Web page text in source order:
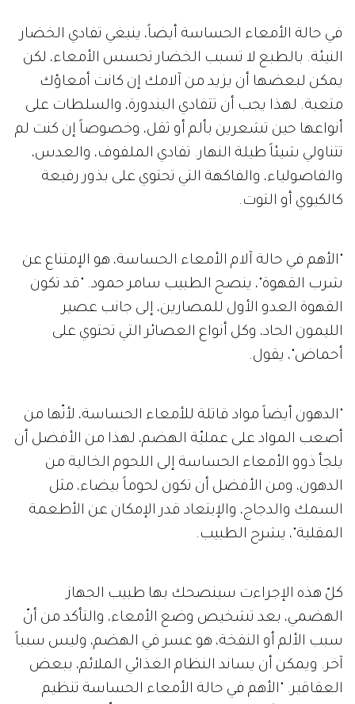
في حالة الأمعاء الحساسة أيضاً، ينبغي تفادي الخضار
النيئة. بالطبع لا تسبب الخضار تحسس الأمعاء، لكن
يمكن لبعضها أن يزيد من آلامك إن كانت أمعاؤك
متعبة. لهذا يجب أن تتفادي البندورة، والسلطات على
أنواعها حين تشعرين بألم أو ثقل، وخصوصاً إن كنت لم
تتناولي شيئاً طيلة النهار. تفادي الملفوف، والعدس،
والفاصولياء، والفاكهة التي تحتوي على بذور رفيعة
كالكيوي أو التوت.
"الأهم في حالة آلام الأمعاء الحساسة، هو الإمتناع عن
شرب القهوة"، ينصح الطبيب سامر حمود. "قد تكون
القهوة العدو الأول للمصارين، إلى جانب عصير
الليمون الحاد، وكل أنواع العصائر التي تحتوي على
أحماض"، يقول.
"الدهون أيضاً مواد قاتلة للأمعاء الحساسة، لأنّها من
أصعب المواد على عمليّة الهضم، لهذا من الأفضل أن
يلجأ ذوو الأمعاء الحساسة إلى اللحوم الخالية من
الدهون، ومن الأفضل أن تكون لحوماً بيضاء، مثل
السمك والدجاج، والإبتعاد قدر الإمكان عن الأطعمة
المقلية"، يشرح الطبيب.
كلّ هذه الإجراءت سينصحك بها طبيب الجهاز
الهضمي، بعد تشخيص وضع الأمعاء، والتأكد من أنّ
سبب الألم أو النفخة، هو عسر في الهضم، وليس سبباً
آخر. ويمكن أن يساند النظام الغذائي الملائم، ببعض
العقاقير. "الأهم في حالة الأمعاء الحساسة تنظيم